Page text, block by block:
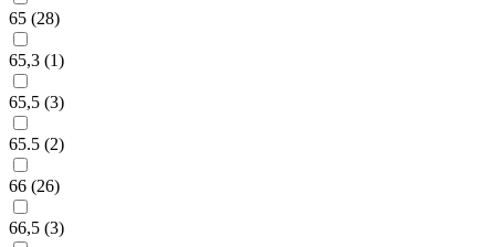
65 (28)
65,3 (1)
65,5 (3)
65.5 (2)
66 (26)
66,5 (3)